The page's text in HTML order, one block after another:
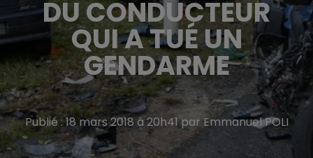
DU CONDUCTEUR
QUI A TUÉ UN
GENDARME
Publié : 18 mars 2018 à 20h41 par Emmanuel POLI